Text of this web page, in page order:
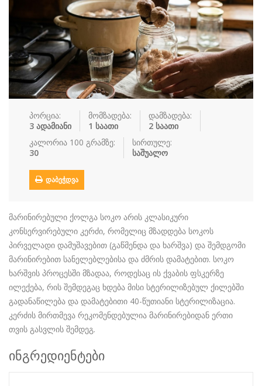
ფასტ ფუდი ფუნთუშები ქათამი ქართული
ყავა ჩაი ცომეული ხორცი
ჯანსაღი კვ…
რეცეპტები
რჩევები
დაგვიკავშირდით
შესვლა / რეგისტრაცია
პორცია:
3 ადამიანი
მომზადება:
1 საათი
დამზადება:
2 საათი
კალორია 100 გრამზე:
30
სირთულე:
საშუალო
ᲓᲐᲑᲔᲭᲓᲕᲐ
მარინირებული ქოლგა სოკო არის კლასიკური
კონსერვირებული კერძი, რომელიც მზადდება სოკოს
პირველადი დამუშავებით (გაწმენდა და ხარშვა) და შემდგომი
მარინირებით სანელებლებისა და ძმრის დამატებით. სოკო
ხარშვის პროცესში მზადაა, როდესაც ის ქვაბის ფსკერზე
ილექება, რის შემდეგაც ხდება მისი სტერილიზებულ ქილებში
გადანაწილება და დამატებითი 40-წუთიანი სტერილიზაცია.
კერძის მირთმევა რეკომენდებულია მარინირებიდან ერთი
თვის გასვლის შემდეგ.
ინგრედიენტები